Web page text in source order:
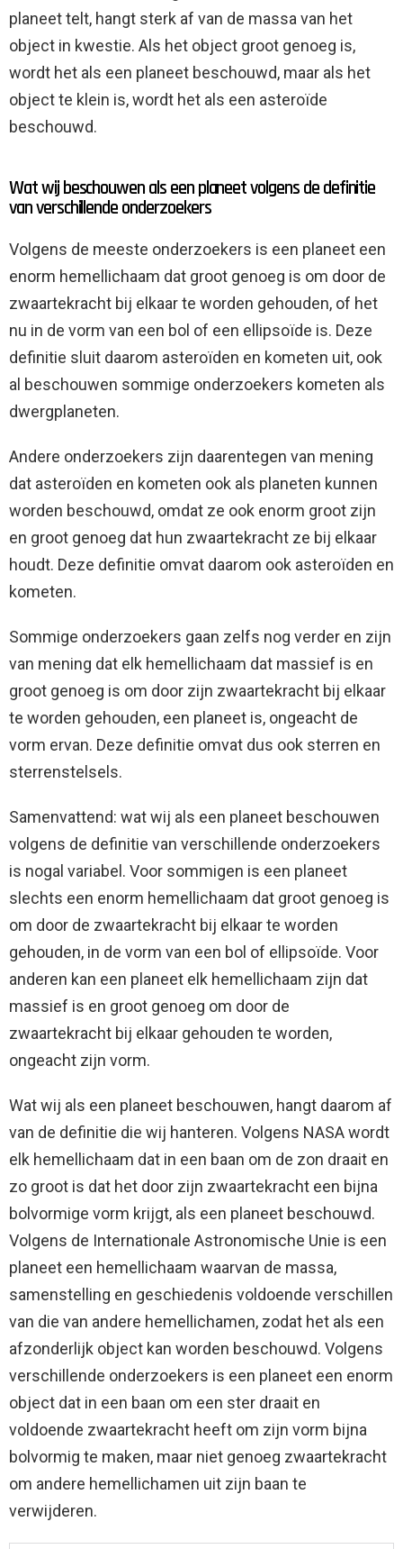
planeet telt, hangt sterk af van de massa van het
object in kwestie. Als het object groot genoeg is,
wordt het als een planeet beschouwd, maar als het
object te klein is, wordt het als een asteroïde
beschouwd.
Wat wij beschouwen als een planeet volgens de definitie
van verschillende onderzoekers
Volgens de meeste onderzoekers is een planeet een
enorm hemellichaam dat groot genoeg is om door de
zwaartekracht bij elkaar te worden gehouden, of het
nu in de vorm van een bol of een ellipsoïde is. Deze
definitie sluit daarom asteroïden en kometen uit, ook
al beschouwen sommige onderzoekers kometen als
dwergplaneten.
Andere onderzoekers zijn daarentegen van mening
dat asteroïden en kometen ook als planeten kunnen
worden beschouwd, omdat ze ook enorm groot zijn
en groot genoeg dat hun zwaartekracht ze bij elkaar
houdt. Deze definitie omvat daarom ook asteroïden en
kometen.
Sommige onderzoekers gaan zelfs nog verder en zijn
van mening dat elk hemellichaam dat massief is en
groot genoeg is om door zijn zwaartekracht bij elkaar
te worden gehouden, een planeet is, ongeacht de
vorm ervan. Deze definitie omvat dus ook sterren en
sterrenstelsels.
Samenvattend: wat wij als een planeet beschouwen
volgens de definitie van verschillende onderzoekers
is nogal variabel. Voor sommigen is een planeet
slechts een enorm hemellichaam dat groot genoeg is
om door de zwaartekracht bij elkaar te worden
gehouden, in de vorm van een bol of ellipsoïde. Voor
anderen kan een planeet elk hemellichaam zijn dat
massief is en groot genoeg om door de
zwaartekracht bij elkaar gehouden te worden,
ongeacht zijn vorm.
Wat wij als een planeet beschouwen, hangt daarom af
van de definitie die wij hanteren. Volgens NASA wordt
elk hemellichaam dat in een baan om de zon draait en
zo groot is dat het door zijn zwaartekracht een bijna
bolvormige vorm krijgt, als een planeet beschouwd.
Volgens de Internationale Astronomische Unie is een
planeet een hemellichaam waarvan de massa,
samenstelling en geschiedenis voldoende verschillen
van die van andere hemellichamen, zodat het als een
afzonderlijk object kan worden beschouwd. Volgens
verschillende onderzoekers is een planeet een enorm
object dat in een baan om een ​​ster draait en
voldoende zwaartekracht heeft om zijn vorm bijna
bolvormig te maken, maar niet genoeg zwaartekracht
om andere hemellichamen uit zijn baan te
verwijderen.